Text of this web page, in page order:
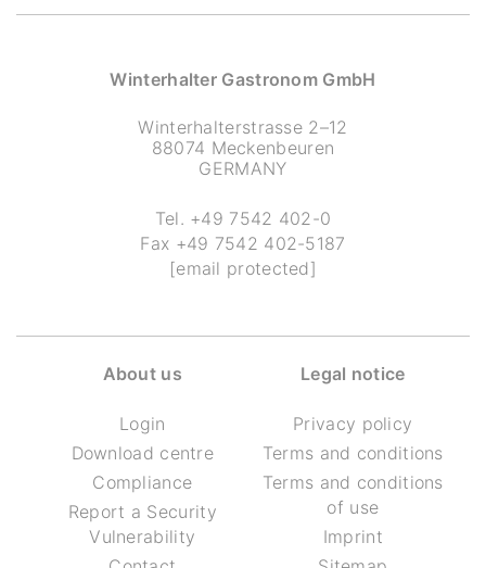
Winterhalter Gastronom GmbH
Winterhalterstrasse 2–12
88074 Meckenbeuren
GERMANY
Tel. +49 7542 402-0
Fax +49 7542 402-5187
[email protected]
About us
Login
Download centre
Compliance
Report a Security
Vulnerability
Legal notice
Privacy policy
Terms and conditions
Terms and conditions
of use
Imprint